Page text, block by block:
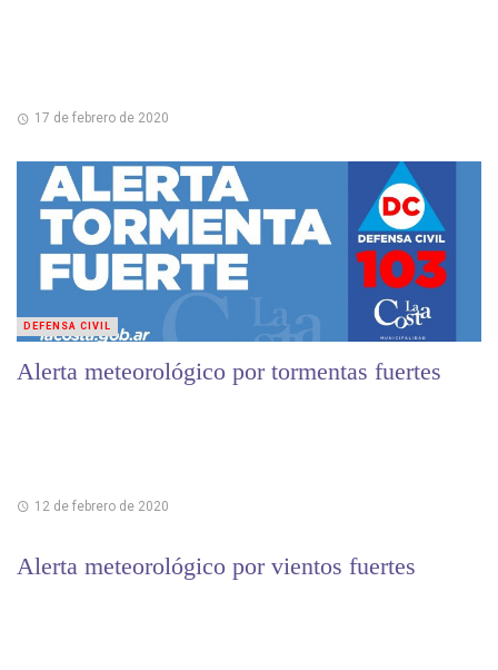
17 de febrero de 2020
Alerta meteorológico por tormentas fuertes
12 de febrero de 2020
DEFENSA CIVIL
Alerta meteorológico por vientos fuertes